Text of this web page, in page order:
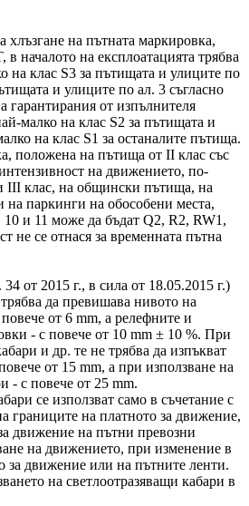
хлъзгане на пътната маркировка,
началото на експлоатацията трябва
на клас S3 за пътищата и улиците по
и улиците по ал. 3 съгласно
гарантирания от изпълнителя
малко на клас S2 за пътищата и
на клас S1 за останалите пътища.
положена на пътища от II клас със
на движението, по-
III клас, на общински пътища, на
паркинги на обособени места,
10 и 11 може да бъдат Q2, R2, RW1,
не се отнася за временната пътна
от 2015 г., в сила от 18.05.2015 г.)
да превишава нивото на
от 6 mm, а релефните и
- с повече от 10 mm ± 10 %. При
и др. те не трябва да изпъкват
от 15 mm, а при използване на
- с повече от 25 mm.
се използват само в съчетание с
границите на платното за движение,
движение на пътни превозни
на движението, при изменение в
за движение или на пътните ленти.
на светлоотразяващи кабари в